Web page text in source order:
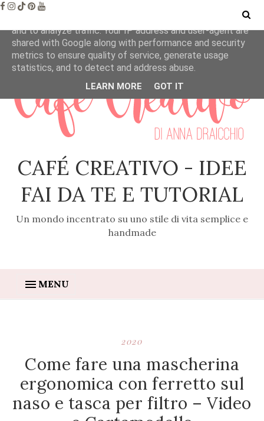
CAFÉ CREATIVO - IDEE
FAI DA TE E TUTORIAL
Un mondo incentrato su uno stile di vita semplice e
handmade
MENU
2020
Come fare una mascherina
ergonomica con ferretto sul
naso e tasca per filtro – Video
This site uses cookies from Google to deliver its services
and to analyze traffic. Your IP address and user-agent are
shared with Google along with performance and security
metrics to ensure quality of service, generate usage
statistics, and to detect and address abuse.
LEARN MORE GOT IT